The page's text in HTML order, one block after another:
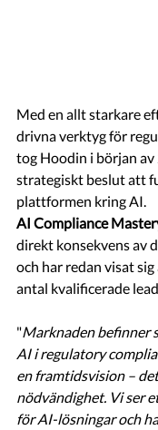
Med en allt starkare
drivna verktyg för
tog Hoodin i början
strategiskt beslut att
plattformen kring AI.
AI Compliance
direkt konsekvens av
och har redan visat
antal kvalificerade
"Marknaden befinner
AI i regulatory
en framtidsvision –
nödvändighet. Vi ser
för AI-lösningar och